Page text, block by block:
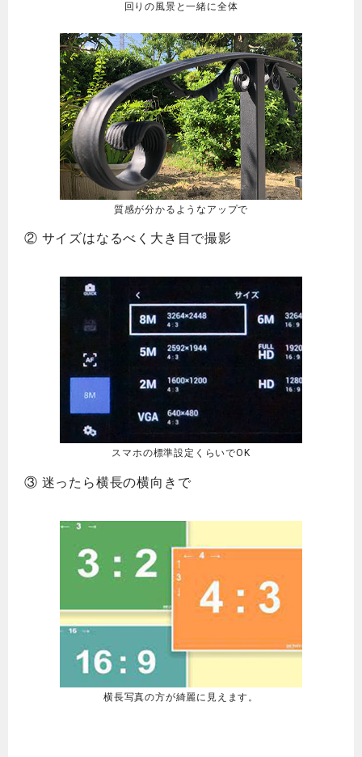
回りの風景と一緒に全体
質感が分かるようなアップで
② サイズはなるべく大き目で撮影
スマホの標準設定くらいでOK
③ 迷ったら横長の横向きで
横長写真の方が綺麗に見えます。